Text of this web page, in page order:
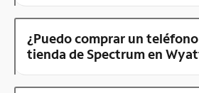
¿Puedo comprar un
tienda de Spectrum en